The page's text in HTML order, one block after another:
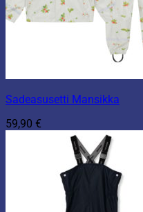
Sadeasusetti Mansikka
59,90 €